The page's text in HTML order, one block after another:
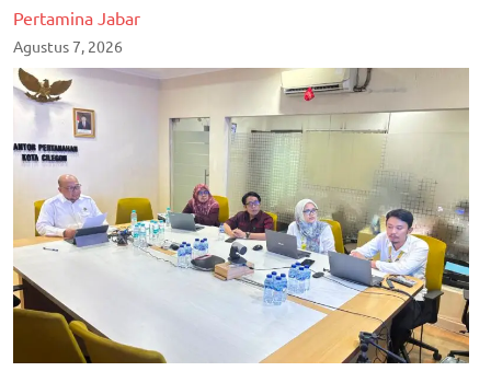
Pertamina Jabar
Agustus 7, 2026